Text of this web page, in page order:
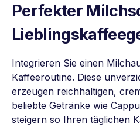
Perfekter
Integrieren Sie einen
Kaffeeroutine. Diese
erzeugen reichhaltigen,
beliebte Getränke wie
steigern so Ihren täglichen